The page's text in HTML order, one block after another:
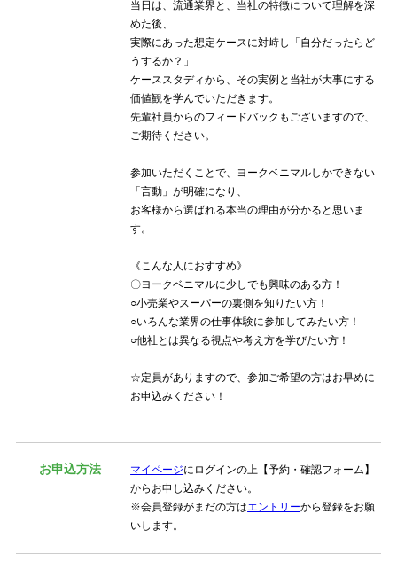
当日は、流通業界と、当社の特徴について理解を深
めた後、
実際にあった想定ケースに対峙し「自分だったらど
うするか？」
ケーススタディから、その実例と当社が大事にする
価値観を学んでいただきます。
先輩社員からのフィードバックもございますので、
ご期待ください。
参加いただくことで、ヨークベニマルしかできない
「言動」が明確になり、
お客様から選ばれる本当の理由が分かると思いま
す。
《こんな人におすすめ》
〇ヨークベニマルに少しでも興味のある方！
○小売業やスーパーの裏側を知りたい方！
○いろんな業界の仕事体験に参加してみたい方！
○他社とは異なる視点や考え方を学びたい方！
☆定員がありますので、参加ご希望の方はお早めに
お申込みください！
お申込方法 マイページにログインの上【予約・確認フォーム】
からお申し込みください。
※会員登録がまだの方はエントリーから登録をお願
いします。